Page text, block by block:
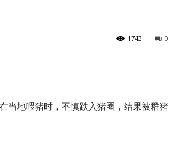
0
1743
当地喂猪时，不慎跌入猪圈，结果被群猪